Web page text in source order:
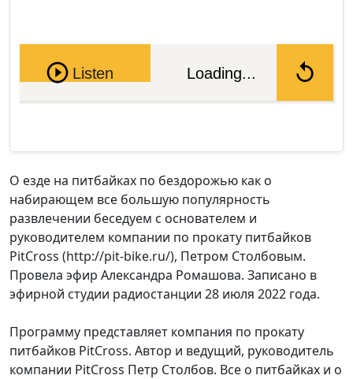
Pause
Listen Loading...
О езде на питбайках по бездорожью как о
набирающем все большую популярность
развлечении беседуем с основателем и
руководителем компании по прокату питбайков
PitCross (http://pit-bike.ru/), Петром Столбовым.
Провела эфир Александра Ромашова. Записано в
эфирной студии радиостанции 28 июля 2022 года.
Программу представляет компания по прокату
питбайков PitCross. Автор и ведущий, руководитель
компании PitCross Петр Столбов. Все о питбайках и о